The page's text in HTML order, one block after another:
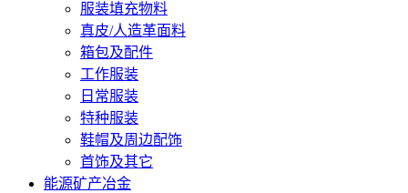
服装填充物料
真皮/人造革面料
箱包及配件
工作服装
日常服装
特种服装
鞋帽及周边配饰
首饰及其它
能源矿产冶金